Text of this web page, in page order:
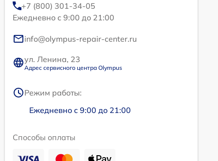
+7 (800) 301-34-05
Ежедневно с 9:00 до 21:00
info@olympus-repair-center.ru
ул. Ленина, 23
Адрес сервисного центра Olympus
Режим работы:
Ежедневно с 9:00 до 21:00
Способы оплаты